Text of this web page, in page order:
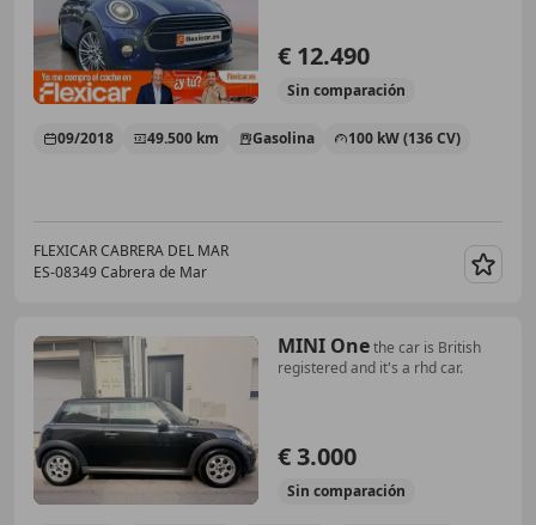
€ 12.490
Sin comparación
09/2018 49.500 km Gasolina 100 kW (136 CV)
FLEXICAR CABRERA DEL MAR
ES-08349 Cabrera de Mar
MINI Onethe car is British
registered and it's a rhd car.
€ 3.000
Sin comparación